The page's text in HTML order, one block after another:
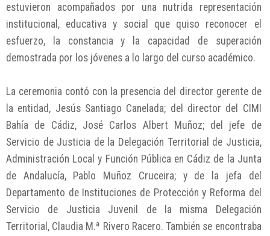
estuvieron acompañados por una nutrida representación
institucional, educativa y social que quiso reconocer el
esfuerzo, la constancia y la capacidad de superación
demostrada por los jóvenes a lo largo del curso académico.
La ceremonia contó con la presencia del director gerente de
la entidad, Jesús Santiago Canelada; del director del CIMI
Bahía de Cádiz, José Carlos Albert Muñoz; del jefe de
Servicio de Justicia de la Delegación Territorial de Justicia,
Administración Local y Función Pública en Cádiz de la Junta
de Andalucía, Pablo Muñoz Cruceira; y de la jefa del
Departamento de Instituciones de Protección y Reforma del
Servicio de Justicia Juvenil de la misma Delegación
Territorial, Claudia M.ª Rivero Racero. También se encontraba